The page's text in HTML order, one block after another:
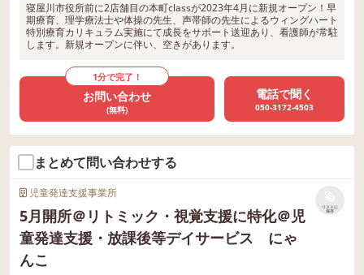
寝屋川市役所前に2店舗目の本町classが2023年4月に新規オープン！早
期療育、理学療法士や体操の先生、声帯師の先生によるウィングハート
特別療育カリキュラム実施にて成長をサポート送迎あり、看護師が常駐
します。新規オープンに伴い、空きがあります。
1分で完了！
お問い合わせ
(無料)
電話で聞く
050-3172-4503
まとめて問い合わせする
児童発達支援事業所
5月開所＠リトミック・視覚支援に特化＠児
童発達支援・放課後等デイサービス にゃ
んこ
リストに
保存